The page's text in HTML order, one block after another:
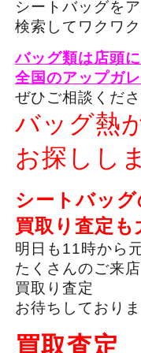
シートバッグを
検索してワクワ
バッグ類は店頭
全国のアップガ
ぜひご相談くだ
バッグ熱
お探しし
シートバッグ
買取り査定も
明日も11時から
たくさんのご来店
買取り査定
お待ちしており
買取査定